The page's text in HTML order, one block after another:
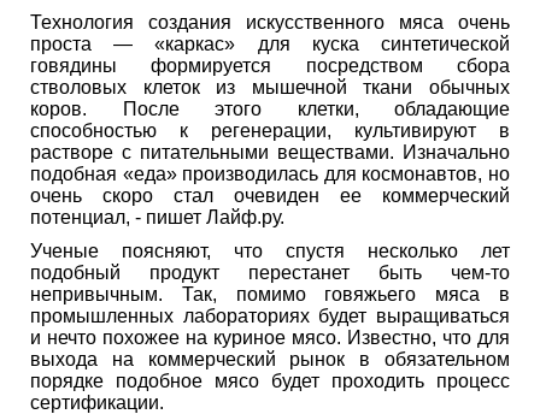
Технология создания искусственного мяса очень
проста — «каркас» для куска синтетической
говядины формируется посредством сбора
стволовых клеток из мышечной ткани обычных
коров. После этого клетки, обладающие
способностью к регенерации, культивируют в
растворе с питательными веществами. Изначально
подобная «еда» производилась для космонавтов, но
очень скоро стал очевиден ее коммерческий
потенциал, - пишет Лайф.ру.
Ученые поясняют, что спустя несколько лет
подобный продукт перестанет быть чем-то
непривычным. Так, помимо говяжьего мяса в
промышленных лабораториях будет выращиваться
и нечто похожее на куриное мясо. Известно, что для
выхода на коммерческий рынок в обязательном
порядке подобное мясо будет проходить процесс
сертификации.